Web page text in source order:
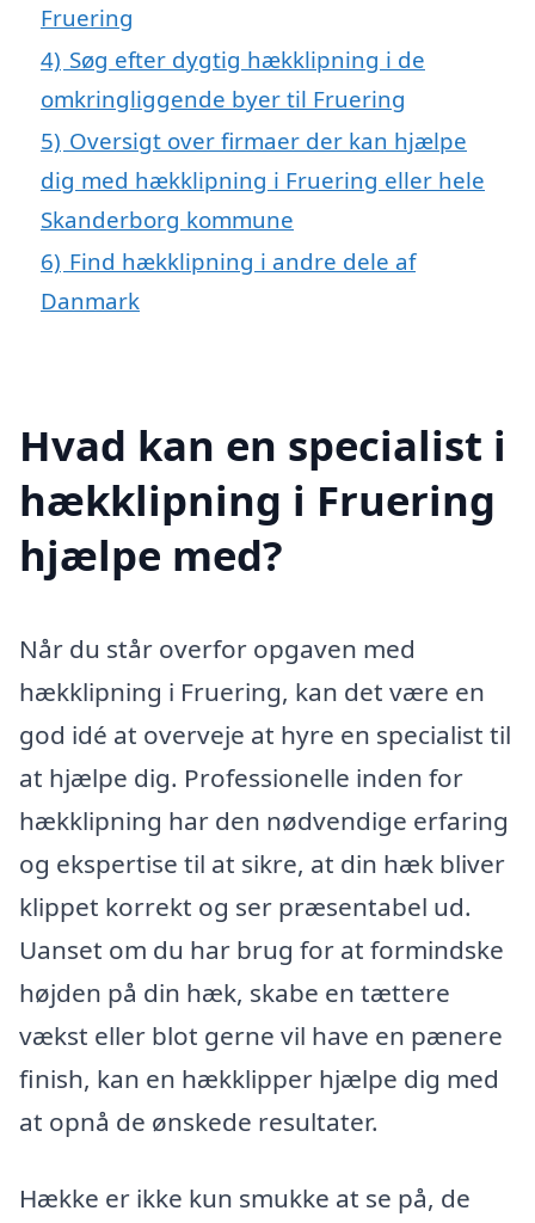
Fruering
4) Søg efter dygtig hækklipning i de
omkringliggende byer til Fruering
5) Oversigt over firmaer der kan hjælpe
dig med hækklipning i Fruering eller hele
Skanderborg kommune
6) Find hækklipning i andre dele af
Danmark
Hvad kan en specialist i
hækklipning i Fruering
hjælpe med?
Når du står overfor opgaven med
hækklipning i Fruering, kan det være en
god idé at overveje at hyre en specialist til
at hjælpe dig. Professionelle inden for
hækklipning har den nødvendige erfaring
og ekspertise til at sikre, at din hæk bliver
klippet korrekt og ser præsentabel ud.
Uanset om du har brug for at formindske
højden på din hæk, skabe en tættere
vækst eller blot gerne vil have en pænere
finish, kan en hækklipper hjælpe dig med
at opnå de ønskede resultater.
Hække er ikke kun smukke at se på, de